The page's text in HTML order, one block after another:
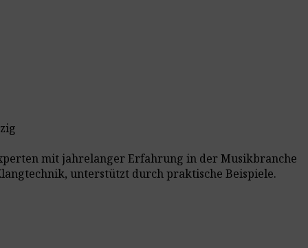
mit jahrelanger Erfahrung in der Musikbranche
unterstützt durch praktische Beispiele.